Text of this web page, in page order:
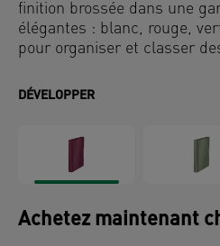
finition brossée dans une
élégantes : blanc, rouge,
pour organiser et classer
DÉVELOPPER
Achetez maintenant